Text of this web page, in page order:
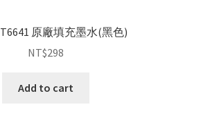
T6641 原廠填充墨水(黑色)
NT$298
Add to cart